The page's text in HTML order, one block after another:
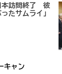
本訪問終了 彼
たサムライ」
キャン